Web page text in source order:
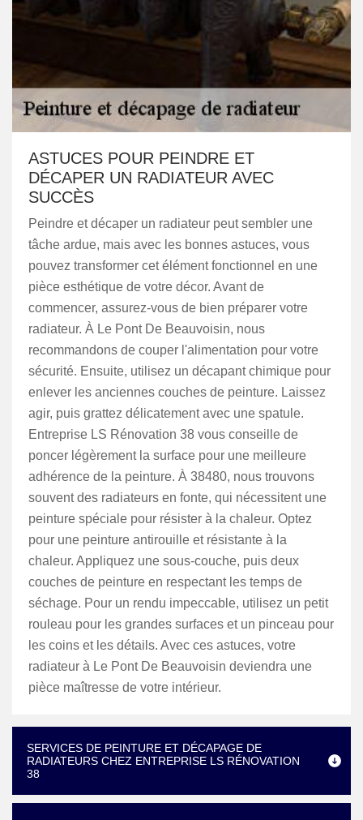
ASTUCES POUR PEINDRE ET
DÉCAPER UN RADIATEUR AVEC
SUCCÈS
Peindre et décaper un radiateur peut sembler une
tâche ardue, mais avec les bonnes astuces, vous
pouvez transformer cet élément fonctionnel en une
pièce esthétique de votre décor. Avant de
commencer, assurez-vous de bien préparer votre
radiateur. À Le Pont De Beauvoisin, nous
recommandons de couper l'alimentation pour votre
sécurité. Ensuite, utilisez un décapant chimique pour
enlever les anciennes couches de peinture. Laissez
agir, puis grattez délicatement avec une spatule.
Entreprise LS Rénovation 38 vous conseille de
poncer légèrement la surface pour une meilleure
adhérence de la peinture. À 38480, nous trouvons
souvent des radiateurs en fonte, qui nécessitent une
peinture spéciale pour résister à la chaleur. Optez
pour une peinture antirouille et résistante à la
chaleur. Appliquez une sous-couche, puis deux
couches de peinture en respectant les temps de
séchage. Pour un rendu impeccable, utilisez un petit
rouleau pour les grandes surfaces et un pinceau pour
les coins et les détails. Avec ces astuces, votre
radiateur à Le Pont De Beauvoisin deviendra une
pièce maîtresse de votre intérieur.
SERVICES DE PEINTURE ET DÉCAPAGE DE
RADIATEURS CHEZ ENTREPRISE LS RÉNOVATION
38